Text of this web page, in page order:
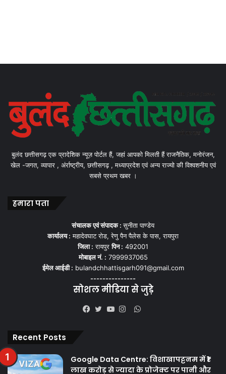
बुलंद छत्तीसगढ़ एक प्रादेशिक न्यूज़ पोर्टल हैं, जहां आपको मिलती हैं राजनैतिक, मनोरंजन,
खेल -जगत, व्यापार , अंर्राष्ट्रीय, छत्तीसगढ़ , मध्याप्रदेश एवं अन्य राज्यो की विश्वशनीय एवं
सबसे प्रथम खबर ।
हमारा पता
संचालक एवं संपादक :सुनीता पाण्डेय
कार्यालय : महादेवघाट रोड, रेणु पैन पैलेस के पास, रायपुरा
जिला : रायपुरपिन : 492001
मोबाइल नं. : 7999937065
ईमेल आईडी : bulandchhattisgarh091@gmail.com
---------------
सोशल मीडिया से जुड़े
WhatsApp
Recent Posts
Google Data Centre: विशाखापट्टनम में ₹1
लाख करोड़ से ज्यादा के प्रोजेक्ट पर पानी और